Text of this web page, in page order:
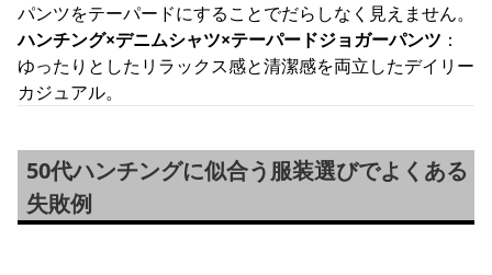
パンツをテーパードにすることでだらしなく見えません。
ハンチング×デニムシャツ×テーパードジョガーパンツ ：
ゆったりとしたリラックス感と清潔感を両立したデイリー
カジュアル。
50代ハンチングに似合う服装選びでよくある
失敗例